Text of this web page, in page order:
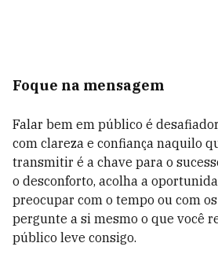
Foque na mensagem
Falar bem em público é
com clareza e confiança naquilo
transmitir é a chave para o
o desconforto, acolha a
preocupar com o tempo ou com
pergunte a si mesmo o que você
público leve consigo.